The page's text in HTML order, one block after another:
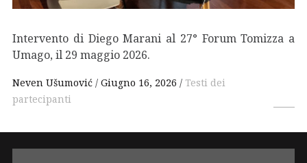
Intervento di Diego Marani al 27° Forum Tomizza a
Umago, il 29 maggio 2026.
Neven Ušumović Giugno 16, 2026
Testi dei
partecipanti